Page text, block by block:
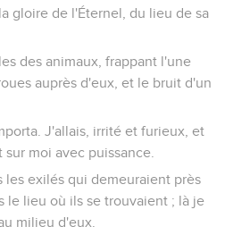
gloire de l'Éternel, du lieu de sa
des animaux, frappant l'une
auprès d'eux, et le bruit d'un
J'allais, irrité et furieux, et
moi avec puissance.
les exilés qui demeuraient près
le lieu où ils se trouvaient ; là je
milieu d'eux.